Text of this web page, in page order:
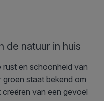
de natuur in huis
en schoonheid van
groen staat bekend om
van een gevoel